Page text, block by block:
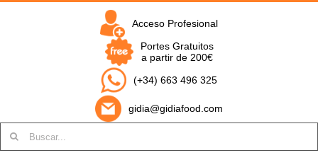
Saltar
Acceso Profesional
Portes Gratuitos
a partir de 200€
(+34) 663 496 325
gidia@gidiafood.com